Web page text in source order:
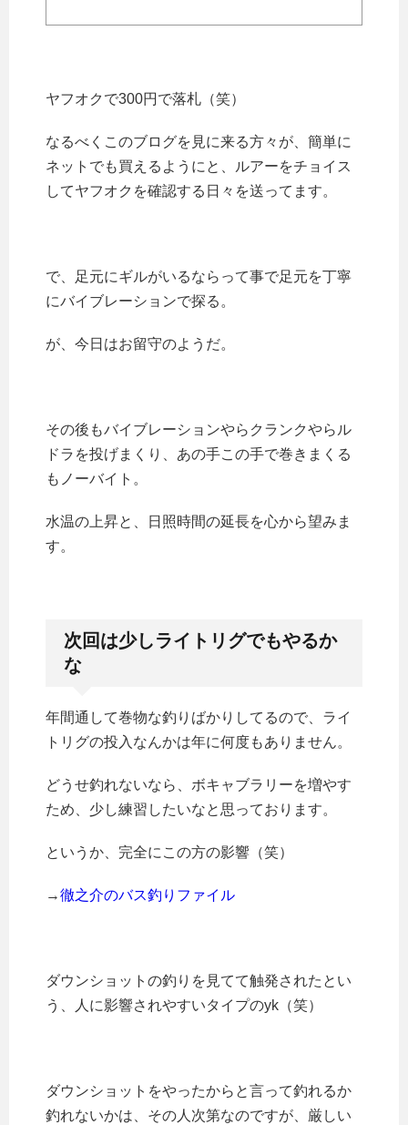
ヤフオクで300円で落札（笑）
なるべくこのブログを見に来る方々が、簡単に
ネットでも買えるようにと、ルアーをチョイス
してヤフオクを確認する日々を送ってます。
で、足元にギルがいるならって事で足元を丁寧
にバイブレーションで探る。
が、今日はお留守のようだ。
その後もバイブレーションやらクランクやらル
ドラを投げまくり、あの手この手で巻きまくる
もノーバイト。
水温の上昇と、日照時間の延長を心から望みま
す。
次回は少しライトリグでもやるか
な
年間通して巻物な釣りばかりしてるので、ライ
トリグの投入なんかは年に何度もありません。
どうせ釣れないなら、ボキャブラリーを増やす
ため、少し練習したいなと思っております。
というか、完全にこの方の影響（笑）
→徹之介のバス釣りファイル
ダウンショットの釣りを見てて触発されたとい
う、人に影響されやすいタイプのyk（笑）
ダウンショットをやったからと言って釣れるか
釣れないかは、その人次第なのですが、厳しい